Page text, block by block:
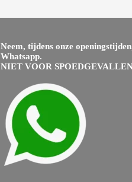
Neem, tijdens onze
Whatsapp.
NIET VOOR